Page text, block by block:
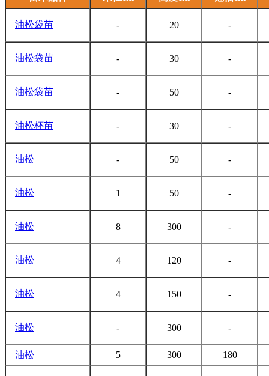
油松袋苗 - 20 -
油松袋苗 - 30 -
油松袋苗 - 50 -
油松杯苗 - 30 -
油松 - 50 -
油松 1 50 -
油松 8 300 -
油松 4 120 -
油松 4 150 -
油松 - 300 -
油松 5 300 180